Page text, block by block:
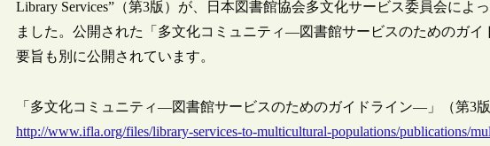
Library Services”（第3版）が、日本図書館協会多文化サービス委員会に
ました。公開された「多文化コミュニティ―図書館サービスのためのガ
要旨も別に公開されています。
「多文化コミュニティ―図書館サービスのためのガイドライン―」（第3
http://www.ifla.org/files/library-services-to-multicultural-populations/publications/